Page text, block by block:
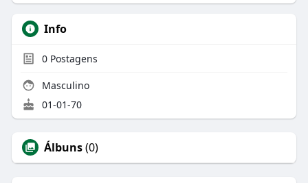
Info
0Postagens
Masculino
01-01-70
Álbuns(0)